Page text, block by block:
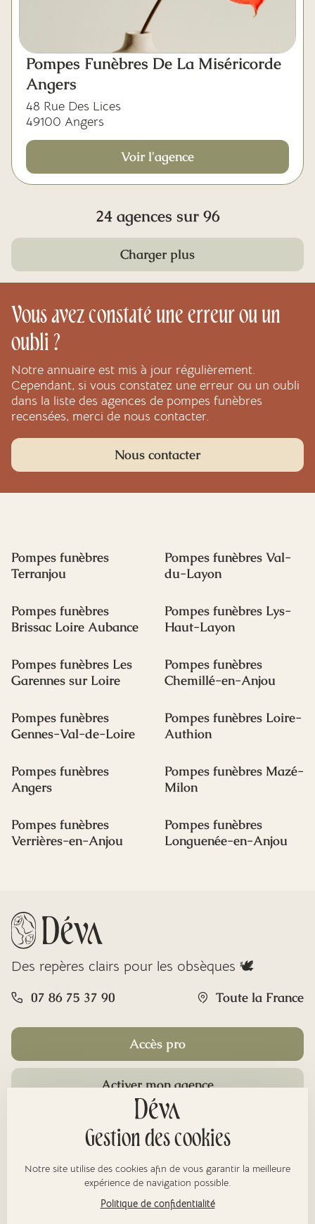
Pompes Funèbres De La Miséricorde
Angers
48 Rue Des Lices
49100 Angers
Voir l'agence
24 agences sur 96
Charger plus
Vous avez constaté une erreur ou un
oubli ?
Notre annuaire est mis à jour régulièrement.
Cependant, si vous constatez une erreur ou un oubli
dans la liste des agences de pompes funèbres
recensées, merci de nous contacter.
Nous contacter
Pompes funèbres
Terranjou
Pompes funèbres Val-
du-Layon
Pompes funèbres
Brissac Loire Aubance
Pompes funèbres Lys-
Haut-Layon
Pompes funèbres Les
Garennes sur Loire
Pompes funèbres
Chemillé-en-Anjou
Pompes funèbres
Gennes-Val-de-Loire
Pompes funèbres Loire-
Authion
Pompes funèbres
Angers
Pompes funèbres Mazé-
Milon
Pompes funèbres
Verrières-en-Anjou
Pompes funèbres
Longuenée-en-Anjou
Des repères clairs pour les obsèques 🕊️
07 86 75 37 90 Toute la France
Accès pro
Activer mon agence
Gestion des cookies
Notre site utilise des cookies afin de vous garantir la meilleure
expérience de navigation possible.
Politique de confidentialité